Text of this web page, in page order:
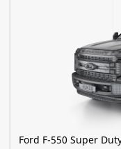
Ford F-550 Super